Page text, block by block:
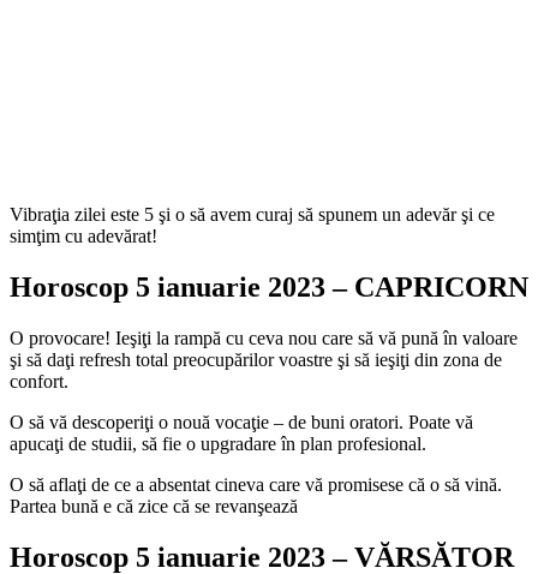
Vibraţia zilei este 5 şi o să avem curaj să spunem un adevăr şi ce
simţim cu adevărat!
Horoscop 5 ianuarie 2023 – CAPRICORN
O provocare! Ieşiţi la rampă cu ceva nou care să vă pună în valoare
şi să daţi refresh total preocupărilor voastre şi să ieşiţi din zona de
confort.
O să vă descoperiţi o nouă vocaţie – de buni oratori. Poate vă
apucaţi de studii, să fie o upgradare în plan profesional.
O să aflaţi de ce a absentat cineva care vă promisese că o să vină.
Partea bună e că zice că se revanşează
Horoscop 5 ianuarie 2023 – VĂRSĂTOR